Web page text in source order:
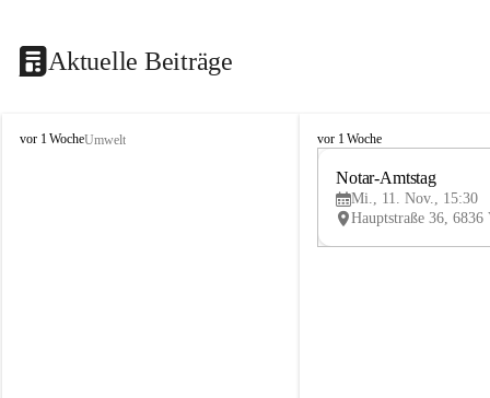
Aktuelle Beiträge
V
vor 1 WocheUmwelt
V
vor 1 Woche
Notar-Amtstag
Mi., 11. Nov., 15:30